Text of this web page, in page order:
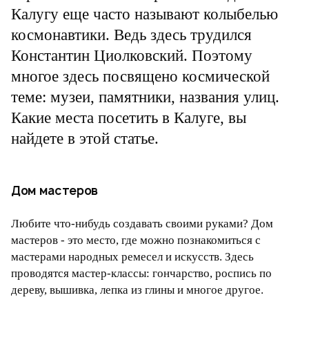
Калугу еще часто называют колыбелью
космонавтики. Ведь здесь трудился
Константин Циолковский. Поэтому
многое здесь посвящено космической
теме: музеи, памятники, названия улиц.
Какие места посетить в Калуге, вы
найдете в этой статье.
Дом мастеров
Любите что-нибудь создавать своими руками? Дом
мастеров - это место, где можно познакомиться с
мастерами народных ремесел и искусств. Здесь
проводятся мастер-классы: гончарство, роспись по
дереву, вышивка, лепка из глины и многое другое.